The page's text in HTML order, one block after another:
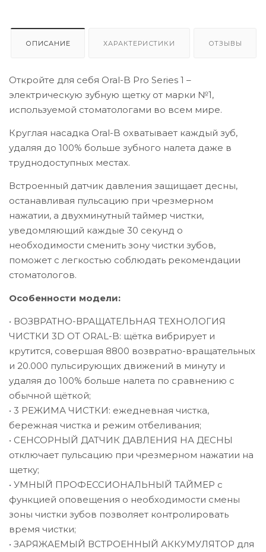
ОПИСАНИЕ ХАРАКТЕРИСТИКИ ОТЗЫВЫ
Откройте для себя Oral-B Pro Series 1 –
электрическую зубную щетку от марки №1,
используемой стоматологами во всем мире.
Круглая насадка Oral-B охватывает каждый зуб,
удаляя до 100% больше зубного налета даже в
труднодоступных местах.
Встроенный датчик давления защищает десны,
останавливая пульсацию при чрезмерном
нажатии, а двухминутный таймер чистки,
уведомляющий каждые 30 секунд о
необходимости сменить зону чистки зубов,
поможет с легкостью соблюдать рекомендации
стоматологов.
Особенности модели:
• ВОЗВРАТНО-ВРАЩАТЕЛЬНАЯ ТЕХНОЛОГИЯ
ЧИСТКИ 3D ОТ ORAL-B: щётка вибрирует и
крутится, совершая 8800 возвратно-вращательных
и 20.000 пульсирующих движений в минуту и
удаляя до 100% больше налета по сравнению с
обычной щёткой;
• 3 РЕЖИМА ЧИСТКИ: ежедневная чистка,
бережная чистка и режим отбеливания;
• СЕНСОРНЫЙ ДАТЧИК ДАВЛЕНИЯ НА ДЕСНЫ
отключает пульсацию при чрезмерном нажатии на
щетку;
• УМНЫЙ ПРОФЕССИОНАЛЬНЫЙ ТАЙМЕР с
функцией оповещения о необходимости смены
зоны чистки зубов позволяет контролировать
время чистки;
• ЗАРЯЖАЕМЫЙ ВСТРОЕННЫЙ АККУМУЛЯТОР для